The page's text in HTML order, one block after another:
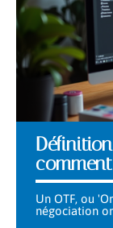
Un OTF, ou
négociation